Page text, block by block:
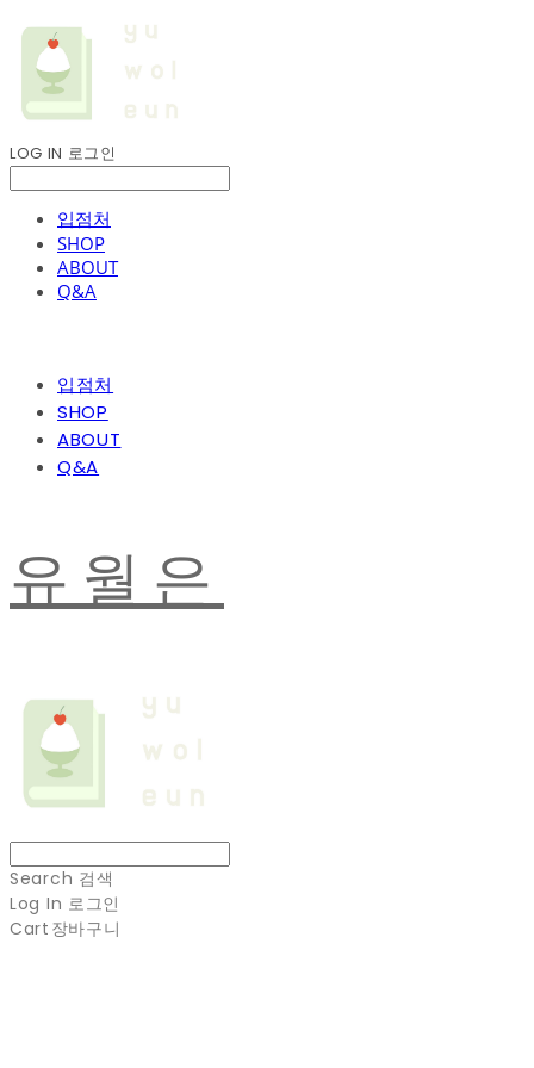
LOG IN 로그인
입점처
SHOP
ABOUT
Q&A
입점처
SHOP
ABOUT
Q&A
유월은
Search 검색
Log In 로그인
Cart 장바구니